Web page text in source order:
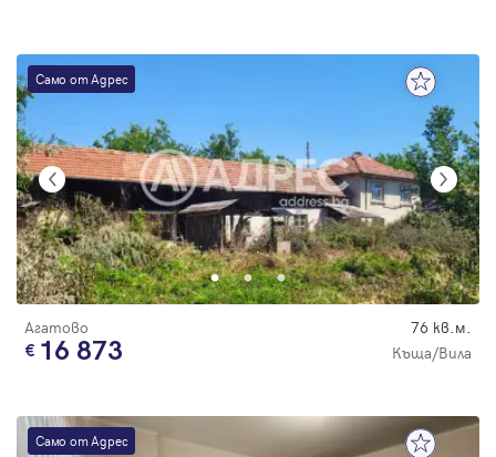
Само от Адрес
Агатово 76 кв.м.
16 873 Къща/Вила
Само от Адрес